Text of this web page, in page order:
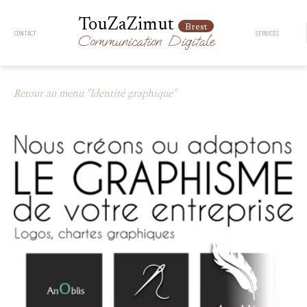
CONTACT TouZaZimut Brest
Communication Digitale SERVICES
Retour au menu "Identité graphique"